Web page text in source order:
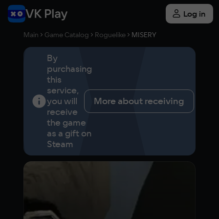
Log in
Main Game Catalog Roguelike MISERY
By
purchasing
this
service,
you will
receive
the game
as a gift on
Steam
More about receiving